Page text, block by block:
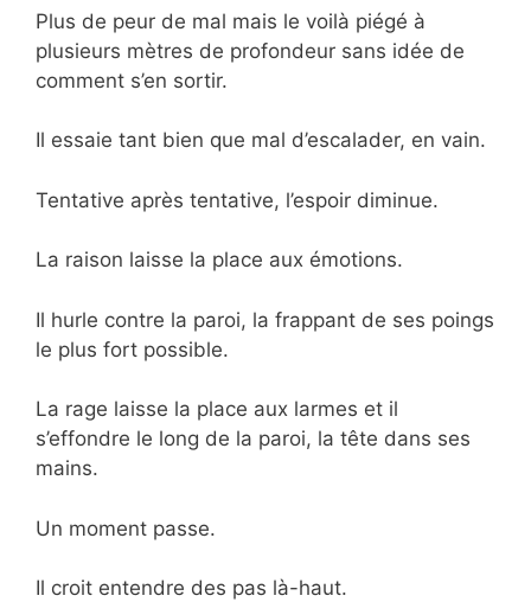
Plus de peur de mal mais le voilà piégé à
plusieurs mètres de profondeur sans idée de
comment s’en sortir.
Il essaie tant bien que mal d’escalader, en vain.
Tentative après tentative, l’espoir diminue.
La raison laisse la place aux émotions.
Il hurle contre la paroi, la frappant de ses poings
le plus fort possible.
La rage laisse la place aux larmes et il
s’effondre le long de la paroi, la tête dans ses
mains.
Un moment passe.
Il croit entendre des pas là-haut.